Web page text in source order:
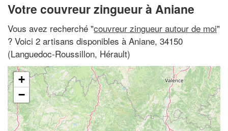
Votre couvreur zingueur à Aniane
Vous avez recherché "couvreur zingueur autour de moi"
? Voici 2 artisans disponibles à Aniane, 34150
(Languedoc-Roussillon, Hérault)
+
−